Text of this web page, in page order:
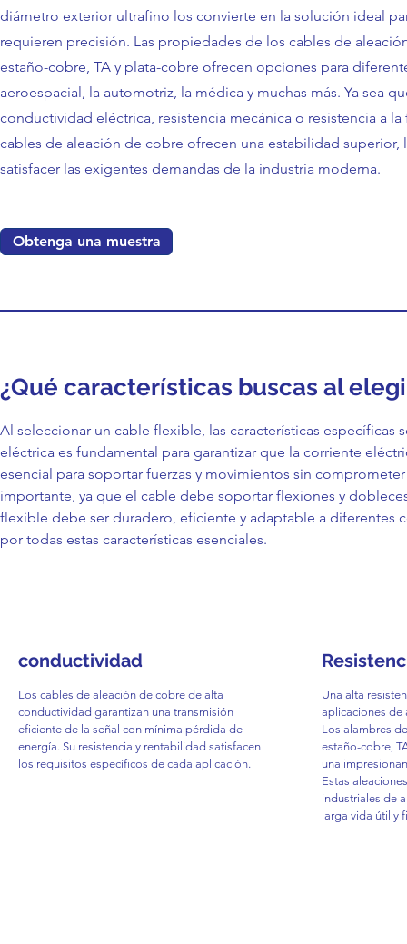
diámetro exterior ultrafino los convierte en la solución ideal
requieren precisión. Las propiedades de los cables de
estaño-cobre, TA y plata-cobre ofrecen opciones para
aeroespacial, la automotriz, la médica y muchas más. Ya sea
conductividad eléctrica, resistencia mecánica o resistencia a la
cables de aleación de cobre ofrecen una estabilidad
satisfacer las exigentes demandas de la industria moderna.
Obtenga una muestra
¿Qué características buscas al
Al seleccionar un cable flexible, las características
eléctrica es fundamental para garantizar que la corriente
esencial para soportar fuerzas y movimientos sin
importante, ya que el cable debe soportar flexiones y
flexible debe ser duradero, eficiente y adaptable a
por todas estas características esenciales.
conductividad
Los cables de aleación de cobre de alta
conductividad garantizan una transmisión
eficiente de la señal con mínima pérdida de
energía. Su resistencia y rentabilidad satisfacen
los requisitos específicos de cada aplicación.
Una alta
aplicaciones de
Los alambres
estaño-cobre,
una
Estas
industriales de
larga vida útil y